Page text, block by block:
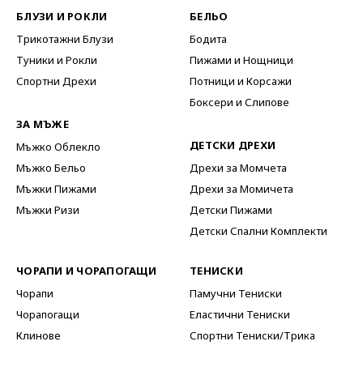
БЛУЗИ И РОКЛИ
Трикотажни Блузи
Туники и Рокли
Спортни Дрехи
ЗА МЪЖЕ
Мъжко Облекло
Мъжко Бельо
Мъжки Пижами
Мъжки Ризи
БЕЛЬО
Бодита
Пижами и Нощници
Потници и Корсажи
Боксери и Слипове
ДЕТСКИ ДРЕХИ
Дрехи за Момчета
Дрехи за Момичета
Детски Пижами
Детски Спални Комплекти
ЧОРАПИ И ЧОРАПОГАЩИ
Чорапи
Чорапогащи
Клинове
ТЕНИСКИ
Памучни Тениски
Еластични Тениски
Спортни Тениски/Трика